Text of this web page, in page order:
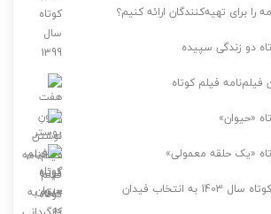
را برای تهیه‌کنندگان ارائه کنیم؟
دو زندگی سپیده
فیلم کوتاه
«حیوان»
«یک حلقه معمولی»
انتخاب فیدان